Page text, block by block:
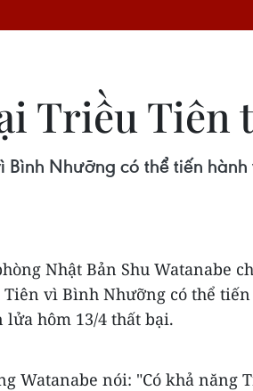
Triều Tiên
Bình Nhưỡng có thể tiến
Nhật Bản Shu Watanabe
Tiên vì Bình Nhưỡng có thể
hôm 13/4 thất bại.
Watanabe nói: "Có khả năng